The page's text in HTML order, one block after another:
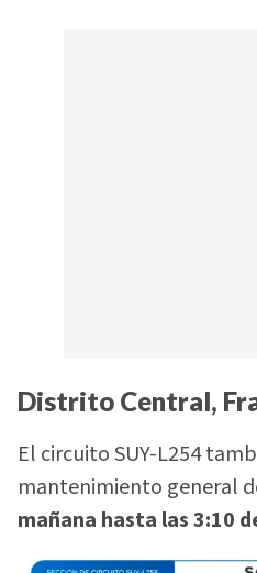
Distrito Central,
El circuito SUY-L254
mantenimiento general
mañana hasta las 3:10